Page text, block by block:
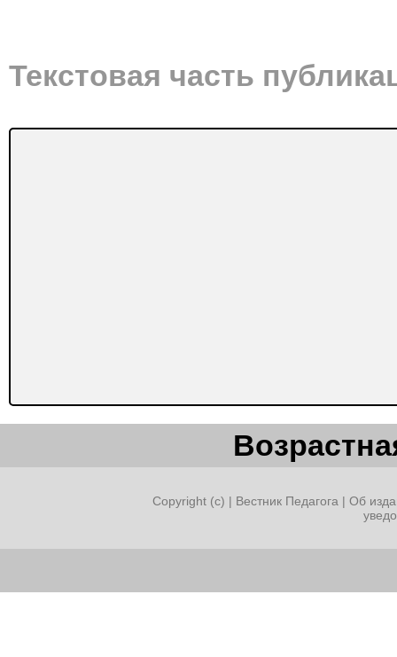
Текстовая часть
Copyright (c) | Вестник Педагога | Об